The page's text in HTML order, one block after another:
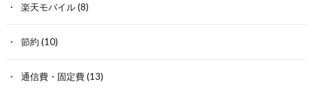
楽天モバイル(8)
節約 (10)
通信費・固定費(13)